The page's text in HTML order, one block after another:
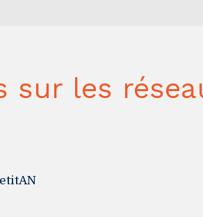
sur les